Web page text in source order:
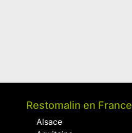
Restomalin en France
Alsace